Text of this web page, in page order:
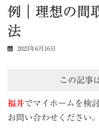
例｜理想の間
法
2023年6月16日
この記事
福井でマイホームを検
お問い合わせください。